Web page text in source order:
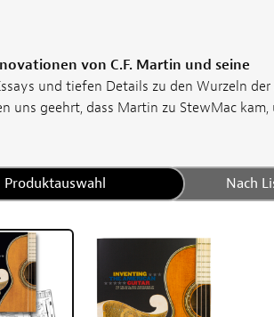
von C.F. Martin und seine
und tiefen Details zu den Wurzeln
uns geehrt, dass Martin zu StewMac kam,
Produktauswahl Nach